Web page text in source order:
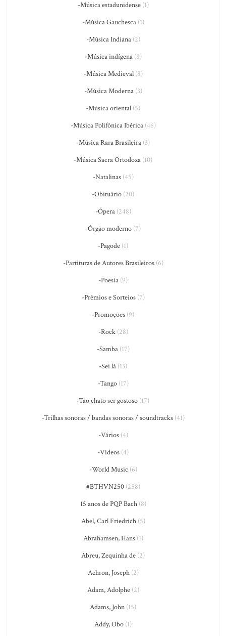
-Música estadunidense(1)
-Música Gauchesca(1)
-Música Indiana(2)
-Música indígena(8)
-Música Medieval(8)
-Música Moderna(3)
-Música oriental (5)
-Música Polifônica Ibérica(46)
-Música Rara Brasileira (3)
-Música Sacra Ortodoxa (10)
-Natalinas(45)
-Obituário (20)
-Ópera(248)
-Órgão moderno (7)
-Pagode (1)
-Partituras de Autores Brasileiros(6)
-Poesia (9)
-Prêmios e Sorteios(7)
-Promoções (9)
-Rock(28)
-Samba(17)
-Sei lá (13)
-Tango(17)
-Tão chato ser gostoso (17)
-Trilhas sonoras / bandas sonoras / soundtracks(41)
-Vários(4)
-Vídeos (4)
-World Music (6)
#BTHVN250(258)
15 anos de PQP Bach(8)
Abel, Carl Friedrich(5)
Abrahamsen, Hans(1)
Abreu, Zequinha de (2)
Achron, Joseph(2)
Adam, Adolphe(2)
Adams, John (15)
Addy, Obo (1)